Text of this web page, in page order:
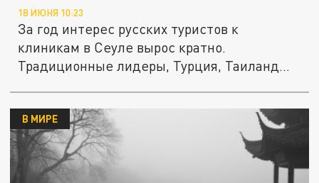
18 ИЮНЯ 10:23
За год интерес русских туристов к
клиникам в Сеуле вырос кратно.
Традиционные лидеры, Турция, Таиланд
В МИРЕ